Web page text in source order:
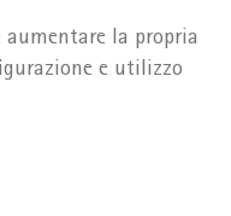
la propria
e utilizzo